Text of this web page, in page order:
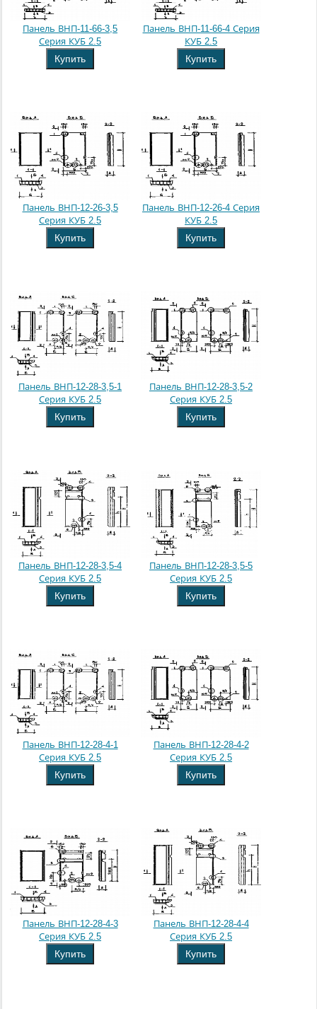
Панель ВНП-11-66-3,5
Серия КУБ 2.5
Купить
Панель ВНП-11-66-4 Серия
КУБ 2.5
Купить
Панель ВНП-12-26-3,5
Серия КУБ 2.5
Купить
Панель ВНП-12-26-4 Серия
КУБ 2.5
Купить
Панель ВНП-12-28-3,5-1
Серия КУБ 2.5
Купить
Панель ВНП-12-28-3,5-2
Серия КУБ 2.5
Купить
Панель ВНП-12-28-3,5-4
Серия КУБ 2.5
Купить
Панель ВНП-12-28-3,5-5
Серия КУБ 2.5
Купить
Панель ВНП-12-28-4-1
Серия КУБ 2.5
Купить
Панель ВНП-12-28-4-2
Серия КУБ 2.5
Купить
Панель ВНП-12-28-4-3
Серия КУБ 2.5
Купить
Панель ВНП-12-28-4-4
Серия КУБ 2.5
Купить